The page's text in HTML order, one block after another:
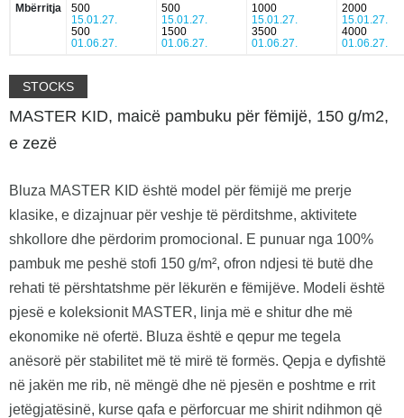
Mbërritja
500
15.01.27.
500
01.06.27.
500
15.01.27.
1500
01.06.27.
1000
15.01.27.
3500
01.06.27.
2000
15.01.27.
4000
01.06.27.
STOCKS
MASTER KID, maicë pambuku për fëmijë, 150 g/m2,
e zezë
Bluza MASTER KID është model për fëmijë me prerje
klasike, e dizajnuar për veshje të përditshme, aktivitete
shkollore dhe përdorim promocional. E punuar nga 100%
pambuk me peshë stofi 150 g/m², ofron ndjesi të butë dhe
rehati të përshtatshme për lëkurën e fëmijëve. Modeli është
pjesë e koleksionit MASTER, linja më e shitur dhe më
ekonomike në ofertë. Bluza është e qepur me tegela
anësorë për stabilitet më të mirë të formës. Qepja e dyfishtë
në jakën me rib, në mëngë dhe në pjesën e poshtme e rrit
jetëgjatësinë, kurse qafa e përforcuar me shirit ndihmon që